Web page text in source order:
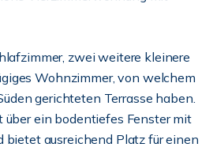
zwei weitere kleinere
Wohnzimmer, von welchem
gerichteten Terrasse haben.
über ein bodentiefes Fenster mit
bietet ausreichend Platz für einen